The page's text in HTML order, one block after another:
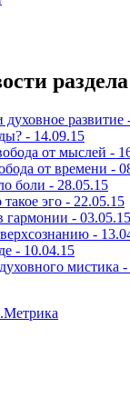
развитие
- 14.09.15
от мыслей -
от времени -
боли - 28.05.15
эго - 22.05.15
гармонии - 03.05.15
-
- 10.04.15
мистика -